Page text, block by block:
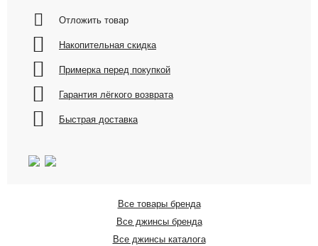
Отложить товар
Накопительная скидка
Примерка перед покупкой
Гарантия лёгкого возврата
Быстрая доставка
Все товары бренда
Все джинсы бренда
Все джинсы каталога